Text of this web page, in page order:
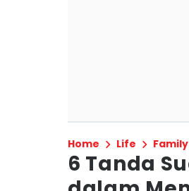
Home Life Family
6 Tanda